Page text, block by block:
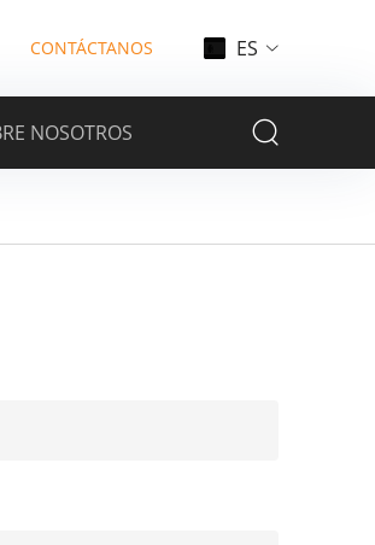
CONTÁCTANOS ES
NOSOTROS